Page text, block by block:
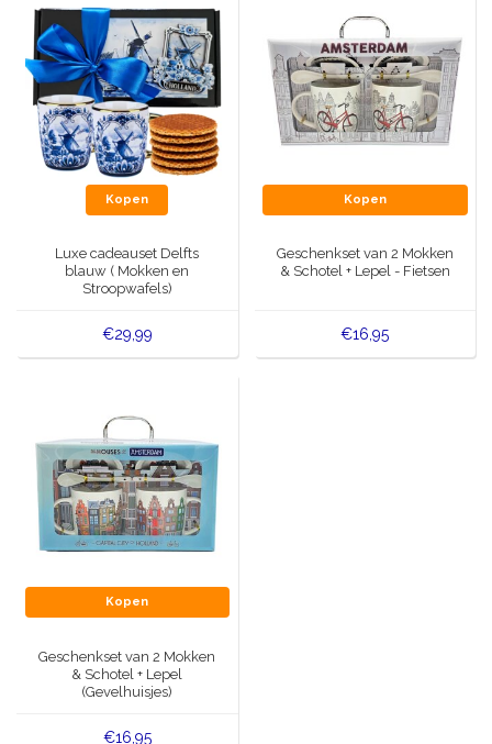
Kopen
Luxe cadeauset Delfts
blauw ( Mokken en
Stroopwafels)
€29,99
Kopen
Geschenkset van 2 Mokken
& Schotel + Lepel - Fietsen
€16,95
Kopen
Geschenkset van 2 Mokken
& Schotel + Lepel
(Gevelhuisjes)
€16,95